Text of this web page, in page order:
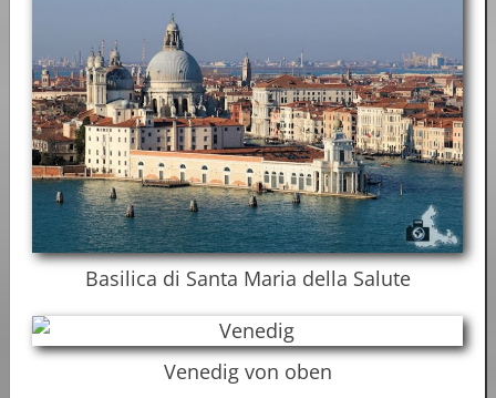
Basilica di Santa Maria della Salute
Venedig von oben